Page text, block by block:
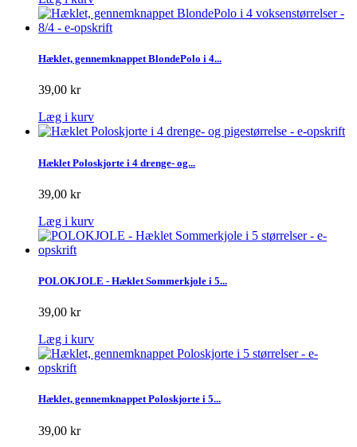
Hæklet, gennemknappet BlondePolo i 4...
39,00 kr
Læg i kurv
Hæklet Poloskjorte i 4 drenge- og...
39,00 kr
Læg i kurv
POLOKJOLE - Hæklet Sommerkjole i 5...
39,00 kr
Læg i kurv
Hæklet, gennemknappet Poloskjorte i 5...
39,00 kr